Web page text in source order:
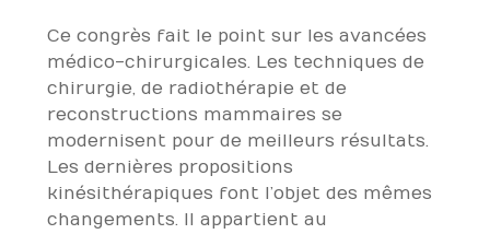
Ce congrès fait le point sur les avancées
médico-chirurgicales. Les techniques de
chirurgie, de radiothérapie et de
reconstructions mammaires se
modernisent pour de meilleurs résultats.
Les dernières propositions
kinésithérapiques font l’objet des mêmes
changements. Il appartient au